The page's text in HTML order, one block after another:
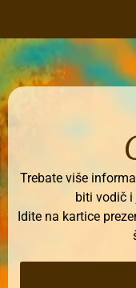
Trebate više
biti vodič i
Idite na kartice